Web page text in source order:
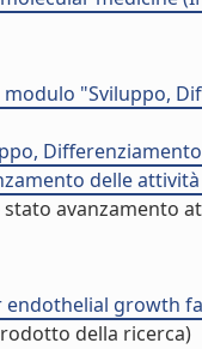
"Sviluppo,
delle
stato avanzamento
endothelial growth
della ricerca)